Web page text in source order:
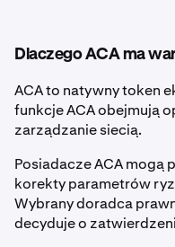
Dlaczego ACA ma
ACA to natywny token
funkcje ACA obejmują
zarządzanie siecią.
Posiadacze ACA mogą
korekty parametrów
Wybrany doradca
decyduje o